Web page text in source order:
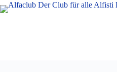
Zum
Inhalt